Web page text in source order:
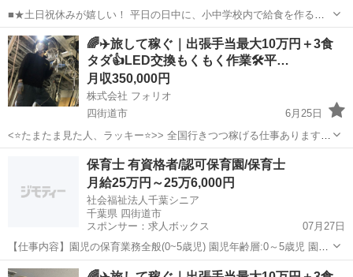
■★土日祝休みが嬉しい！ 平日の日中に、小中学校内で給食を作る調
理のお仕事です。 揚げパンのような定番料理はもちろん行事食・郷土
料理・世界の料理など、 献立種類も豊富で、料理の知識も広がりま
す。 【仕事内容詳細】 ・食材...
千葉 四街道市 調理師
🌈✈️旅して稼ぐ｜出張手当最大10万円＋3食
タダ👍LED交換もくもく作業🛠️平…
月収350,000円
株式会社 フォリオ
四街道市
6月25日
<⭐️たまたま見た人、ラッキー⭐️>> 全国行きつつ稼げる仕事あります🌈
✨✨ ✅ 即決採用🚀お急ぎの方も大歓迎！ ✅ 未経験からスタートOK ✅
黙々作業もあり ✅ 旅しながらお金も増える👍 📩 気にな...
四街道市 電気 未経験
保育士 有資格者/認可保育園/保育士
月給25万円～25万6,000円
社会福祉法人千葉シニア
千葉県 四街道市
スポンサー：求人ボックス
07月27日
【仕事内容】園児の保育業務全般(0~5歳児) 園児年齢層:0～5歳児 園庭
有無:あり <この求人のポイント> 月給25万円以上!安定した収入で安心
正社員